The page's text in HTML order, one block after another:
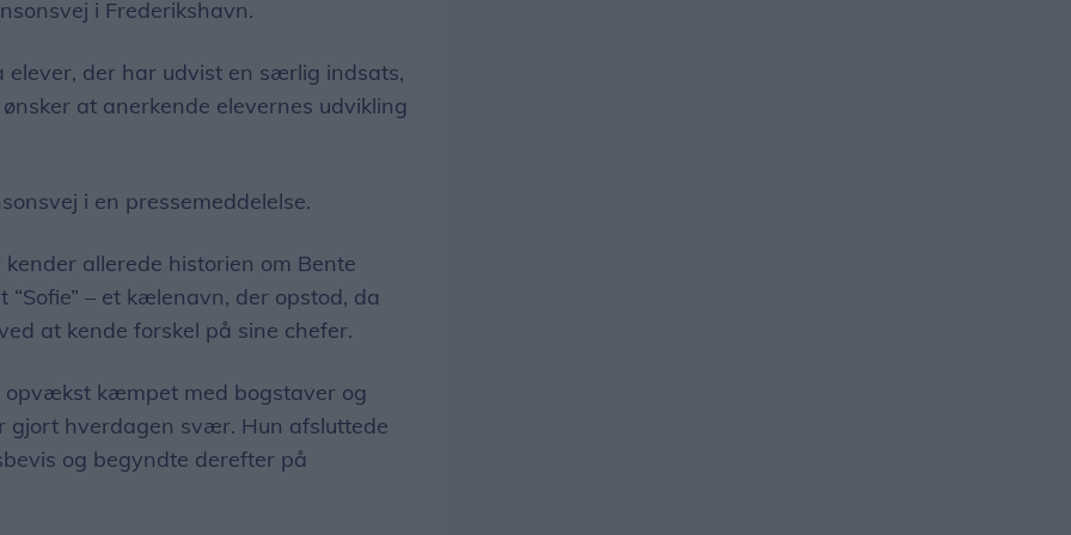
i Frederikshavn.
der har udvist en særlig indsats,
at anerkende elevernes udvikling
i en pressemeddelelse.
allerede historien om Bente
“Sofie” – et kælenavn, der opstod, da
at kende forskel på sine chefer.
opvækst kæmpet med bogstaver og
gjort hverdagen svær. Hun afsluttede
og begyndte derefter på